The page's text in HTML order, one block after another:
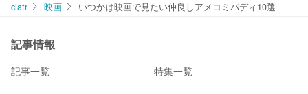
ciatr 映画 いつかは映画で見たい仲良しアメコミバディ10選
記事情報
記事一覧 特集一覧